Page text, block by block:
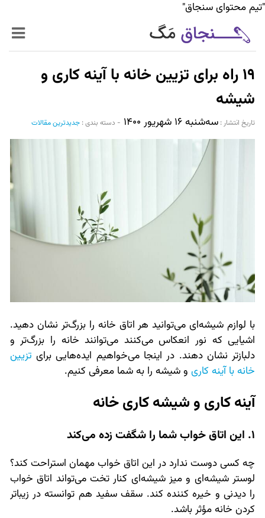
"تیم محتوای سنجاق"
زنده‌تر
سیر تا پیاز خدمات
۱۹ راه برای تزیین خانه با آینه کاری و
شیشه
تاریخ انتشار :‌ سه‌شنبه ۱۶ شهریور ۱۴۰۰ - دسته بندی : جدیدترین مقالات
با لوازم شیشه‌ای می‌توانید هر اتاق خانه را بزرگ‌تر نشان دهید.
اشیایی که نور انعکاس می‌کنند می‌توانند خانه را بزرگ‌تر و
دلبازتر نشان دهند. در اینجا می‌خواهیم ایده‌هایی برای تزیین
خانه با آینه کاری و شیشه را به شما معرفی کنیم.
آینه کاری و شیشه کاری خانه
1. این اتاق خواب شما را شگفت زده می‌کند
چه کسی دوست ندارد در این اتاق خواب مهمان استراحت کند؟
لوستر شیشه‌ای و میز شیشه‌ای کنار تخت می‌تواند اتاق خواب
را دیدنی و خیره کننده کند. سقف سفید هم توانسته در زیباتر
کردن خانه مؤثر باشد.